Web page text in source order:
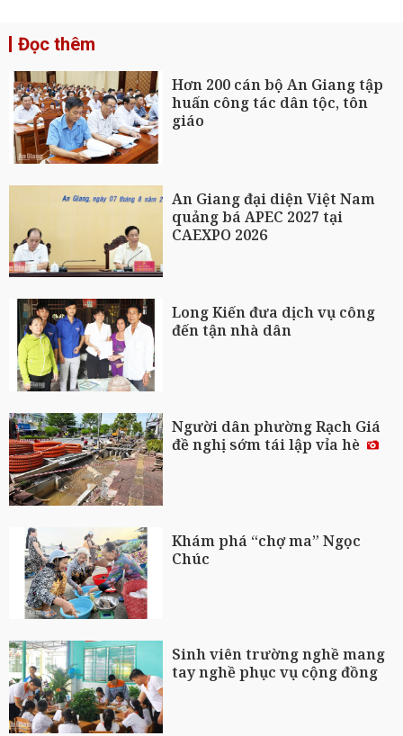
Đọc thêm
Hơn 200 cán bộ An Giang tập
huấn công tác dân tộc, tôn
giáo
An Giang đại diện Việt Nam
quảng bá APEC 2027 tại
CAEXPO 2026
Long Kiến đưa dịch vụ công
đến tận nhà dân
Người dân phường Rạch Giá
đề nghị sớm tái lập vỉa hè
Khám phá “chợ ma” Ngọc
Chúc
Sinh viên trường nghề mang
tay nghề phục vụ cộng đồng